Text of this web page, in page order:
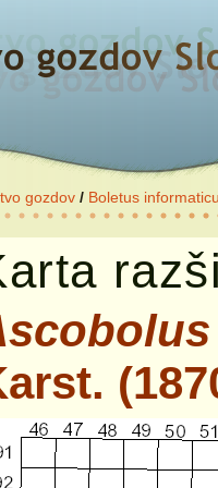
gozdov / Boletus